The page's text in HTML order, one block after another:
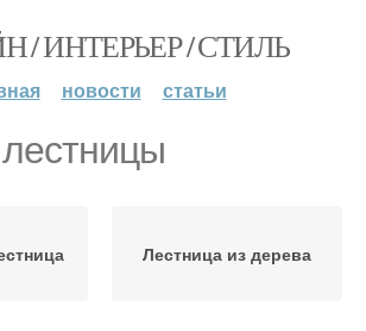
/ ИНТЕРЬЕР / СТИЛЬ
новости статьи
Лестница из дерева